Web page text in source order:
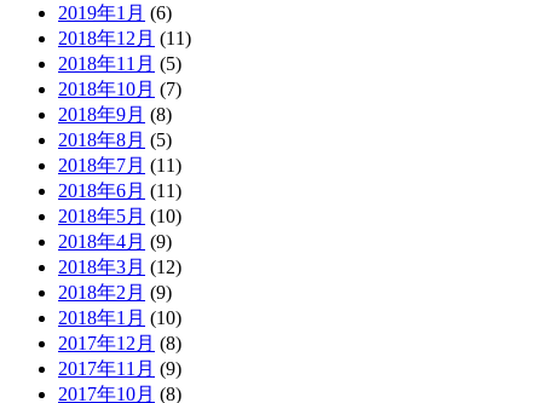
2019年1月 (6)
2018年12月 (11)
2018年11月 (5)
2018年10月 (7)
2018年9月 (8)
2018年8月 (5)
2018年7月 (11)
2018年6月 (11)
2018年5月 (10)
2018年4月 (9)
2018年3月 (12)
2018年2月 (9)
2018年1月 (10)
2017年12月 (8)
2017年11月 (9)
2017年10月 (8)